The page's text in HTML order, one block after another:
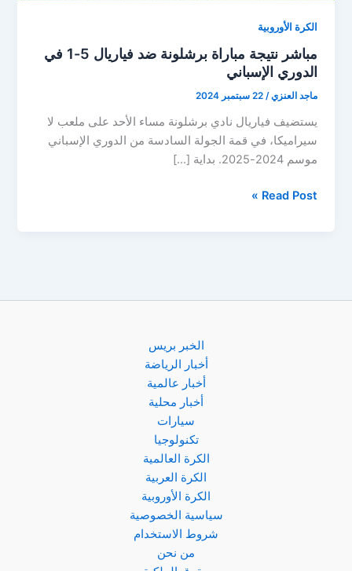
الكرة الأوروبية
مباشر نتيجة مباراة برشلونة ضد فياريال 5-1 في
الدوري الإسباني
ماجد العنزي/22 سبتمبر 2024
يستضيف فياريال نادي برشلونة مساء الأحد على ملعب لا
سيراميكا، في قمة الجولة السادسة من الدوري الإسباني
موسم 2024-2025. بداية […]
مباشر
Read Post »
الخبر بريس
أخبار الرياضة
أخبار عالمية
أخبار محلية
سيارات
تكنولوجيا
الكرة العالمية
الكرة العربية
الكرة الأوروبية
سياسية الخصوصية
شروط الاستخدام
من نحن